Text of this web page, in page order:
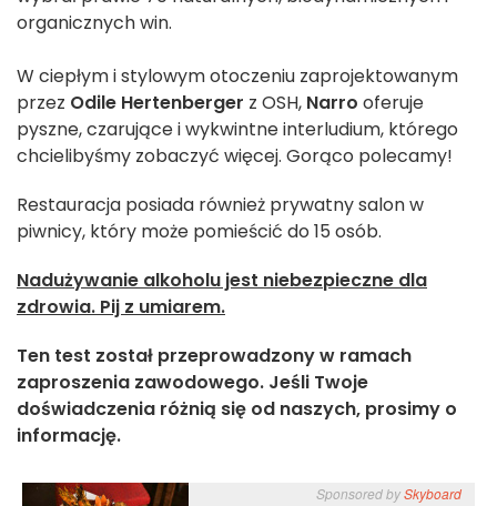
organicznych win.
W ciepłym i stylowym otoczeniu zaprojektowanym
przez Odile Hertenberger z OSH, Narro oferuje
pyszne, czarujące i wykwintne interludium, którego
chcielibyśmy zobaczyć więcej. Gorąco polecamy!
Restauracja posiada również prywatny salon w
piwnicy, który może pomieścić do 15 osób.
Nadużywanie alkoholu jest niebezpieczne dla
zdrowia. Pij z umiarem.
Ten test został przeprowadzony w ramach
zaproszenia zawodowego. Jeśli Twoje
doświadczenia różnią się od naszych, prosimy o
informację.